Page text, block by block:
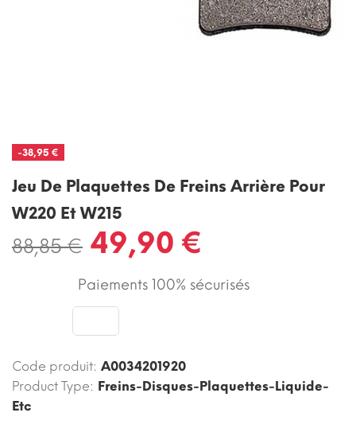
-38,95 €
Jeu De Plaquettes De Freins Arrière Pour
W220 Et W215
88,85 € 49,90 €
Paiements 100% sécurisés
Code produit: A0034201920
Product Type: Freins-Disques-Plaquettes-Liquide-
Etc